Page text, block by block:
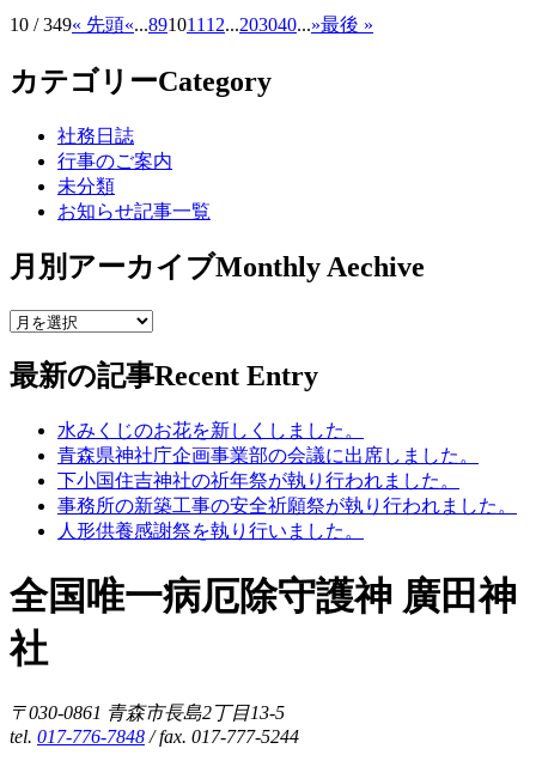
10 / 349« 先頭«...891011 12...203040...»最後 »
カテゴリーCategory
社務日誌
行事のご案内
未分類
お知らせ記事一覧
月別アーカイブMonthly Aechive
最新の記事Recent Entry
水みくじのお花を新しくしました。
青森県神社庁企画事業部の会議に出席しました。
下小国住吉神社の祈年祭が執り行われました。
事務所の新築工事の安全祈願祭が執り行われました。
人形供養感謝祭を執り行いました。
全国唯一病厄除守護神 廣田神
社
〒030-0861 青森市長島2丁目13-5
tel. 017-776-7848 / fax. 017-777-5244